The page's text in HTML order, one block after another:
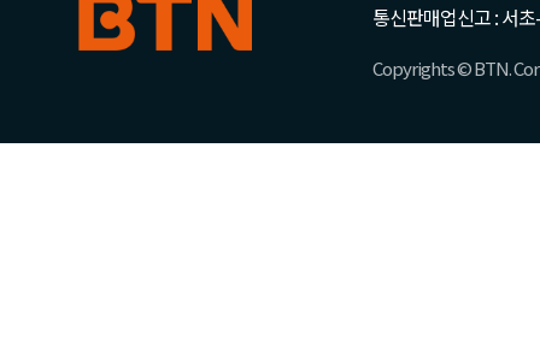
통신판매업신고 : 서
Copyrights © BTN.